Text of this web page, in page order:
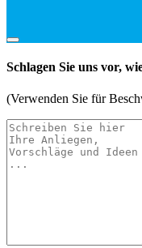
Schlagen Sie uns vor,
(Verwenden Sie für